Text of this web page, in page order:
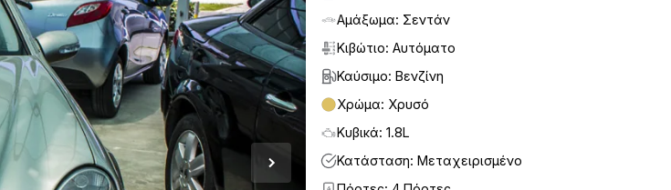
Αμάξωμα: Σεντάν
Κιβώτιο: Αυτόματο
Καύσιμο: Βενζίνη
Χρώμα: Χρυσό
Κυβικά: 1.8L
Κατάσταση: Μεταχειρισμένο
4